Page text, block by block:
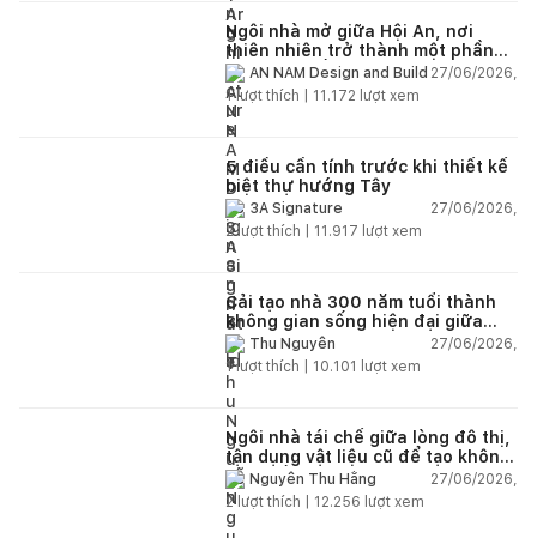
Ngôi nhà mở giữa Hội An, nơi
thiên nhiên trở thành một phần
của cuộc sống
AN NAM Design and Build 27/06/2026,
1lượt thích | 11.172 lượt xem
5 điều cần tính trước khi thiết kế
biệt thự hướng Tây
3A Signature
27/06/2026,
2lượt thích | 11.917 lượt xem
Cải tạo nhà 300 năm tuổi thành
không gian sống hiện đại giữa
thiên nhiên
Thu Nguyễn
27/06/2026,
1lượt thích | 10.101 lượt xem
Ngôi nhà tái chế giữa lòng đô thị,
tận dụng vật liệu cũ để tạo không
gian sống linh hoạt
Nguyễn Thu Hằng
27/06/2026,
2lượt thích | 12.256 lượt xem